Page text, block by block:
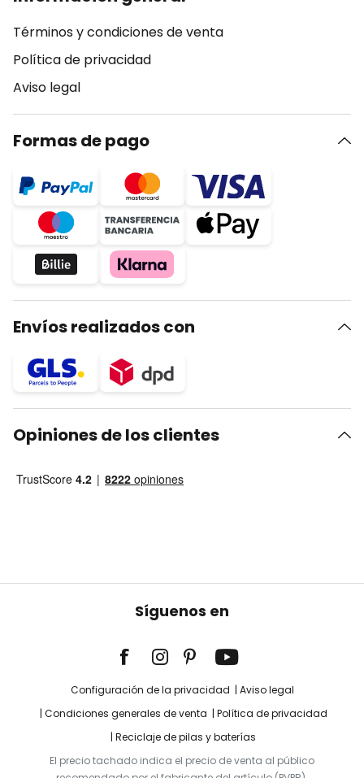
Términos y condiciones de venta
Política de privacidad
Aviso legal
Formas de pago
Envíos realizados con
Opiniones de los clientes
Síguenos en
Configuración de la privacidad
Aviso legal
Condiciones generales de venta
Política de privacidad
Reciclaje de pilas y baterías
El precio tachado indica el precio de venta al público